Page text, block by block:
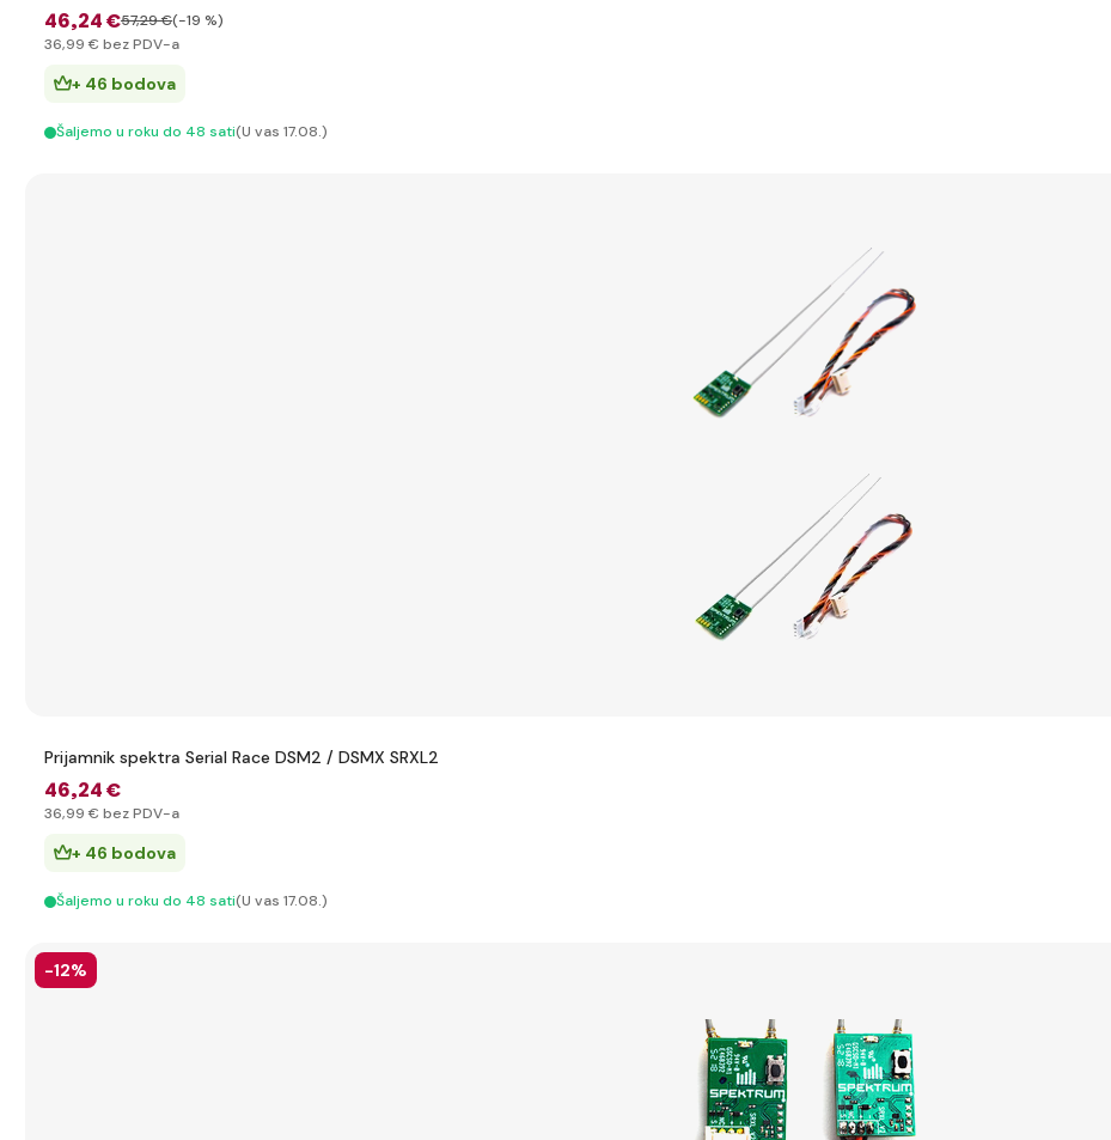
46,24 €57,29 €(-19 %)
36,99 € bez PDV-a
+ 46 bodova
Šaljemo u roku do 48 sati(U vas 17.08.)
Prijamnik spektra Serial Race DSM2 / DSMX SRXL2
46,24 €
36,99 € bez PDV-a
+ 46 bodova
Šaljemo u roku do 48 sati(U vas 17.08.)
-12%